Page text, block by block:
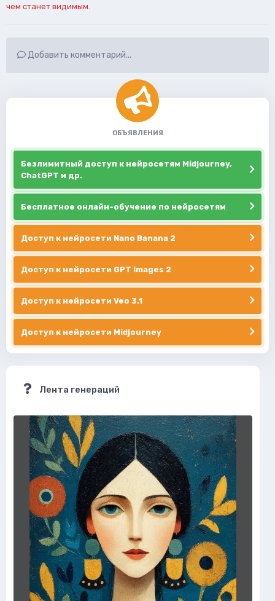
чем станет видимым.
Добавить комментарий...
ОБЪЯВЛЕНИЯ
Безлимитный доступ к нейросетям Midjourney,
ChatGPT и др.
Бесплатное онлайн-обучение по нейросетям
Доступ к нейросети Nano Banana 2
Доступ к нейросети GPT Images 2
Доступ к нейросети Veo 3.1
Доступ к нейросети Midjourney
Лента генераций